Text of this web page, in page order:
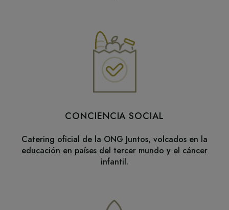
CONCIENCIA SOCIAL
Catering oficial de la ONG Juntos, volcados en la
educación en países del tercer mundo y el cáncer
infantil.